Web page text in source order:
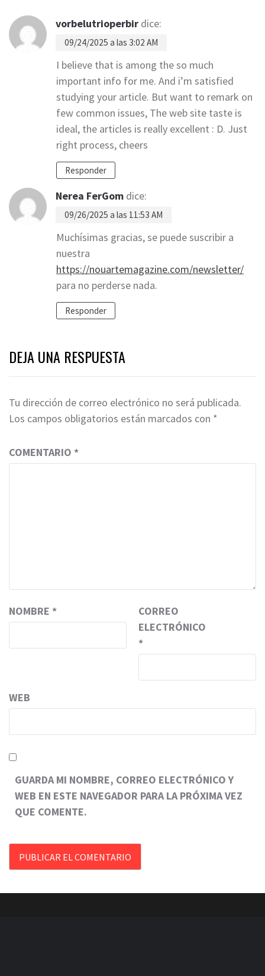
vorbelutrioperbir dice:
09/24/2025 a las 3:02 AM
I believe that is among the so much
important info for me. And i’m satisfied
studying your article. But want to remark on
few common issues, The web site taste is
ideal, the articles is really excellent : D. Just
right process, cheers
Responder
Nerea FerGom dice:
09/26/2025 a las 11:53 AM
Muchísimas gracias, se puede suscribir a
nuestra
https://nouartemagazine.com/newsletter/
para no perderse nada.
Responder
DEJA UNA RESPUESTA
Tu dirección de correo electrónico no será publicada.
Los campos obligatorios están marcados con *
COMENTARIO *
NOMBRE *
CORREO
ELECTRÓNICO
*
WEB
GUARDA MI NOMBRE, CORREO ELECTRÓNICO Y
WEB EN ESTE NAVEGADOR PARA LA PRÓXIMA VEZ
QUE COMENTE.